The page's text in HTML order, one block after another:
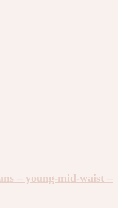
– young-mid-waist –